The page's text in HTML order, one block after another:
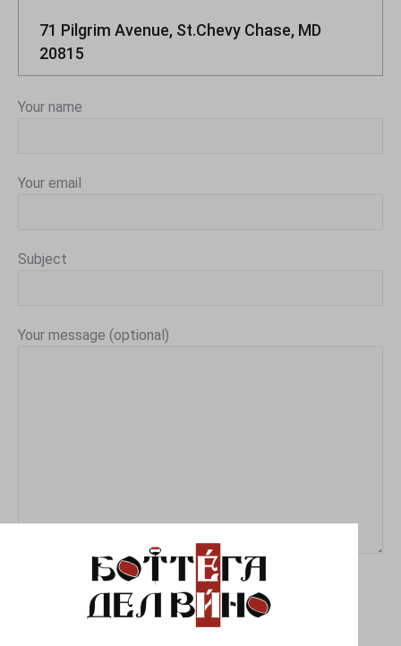
71 Pilgrim Avenue, St.Chevy Chase, MD
20815
Your name
Your email
Subject
Your message (optional)